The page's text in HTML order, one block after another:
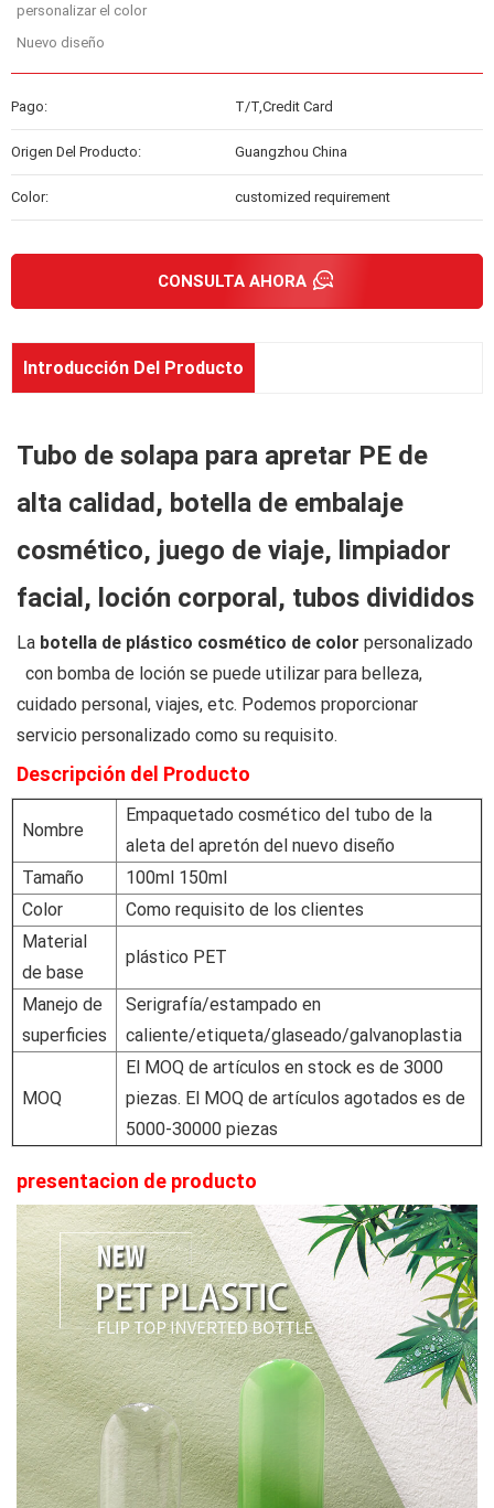
personalizar el color
Nuevo diseño
Pago: T/T,Credit Card
Origen Del Producto: Guangzhou China
Color: customized requirement
CONSULTA AHORA
Introducción Del Producto
Tubo de solapa para apretar PE de
alta calidad, botella de embalaje
cosmético, juego de viaje, limpiador
facial, loción corporal, tubos divididos
La botella de plástico cosmético de color personalizado
con bomba de loción se puede utilizar para belleza,
cuidado personal, viajes, etc. Podemos proporcionar
servicio personalizado como su requisito.
Descripción del Producto
Nombre
Empaquetado cosmético del tubo de la
aleta del apretón del nuevo diseño
Tamaño
100ml 150ml
Color
Como requisito de los clientes
Material
de base
plástico PET
Manejo de
superficies
Serigrafía/estampado en
caliente/etiqueta/glaseado/galvanoplastia
MOQ
El MOQ de artículos en stock es de 3000
piezas. El MOQ de artículos agotados es de
5000-30000 piezas
presentacion de producto